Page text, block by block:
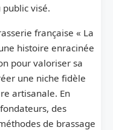
public visé.
française « La
histoire enracinée
pour valoriser sa
une niche fidèle
artisanale. En
des
de brassage